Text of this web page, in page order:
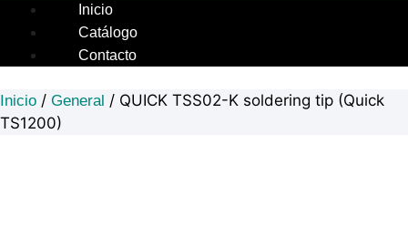
Inicio
Catálogo
Contacto
Inicio / General / QUICK TSS02-K soldering tip (Quick
TS1200)